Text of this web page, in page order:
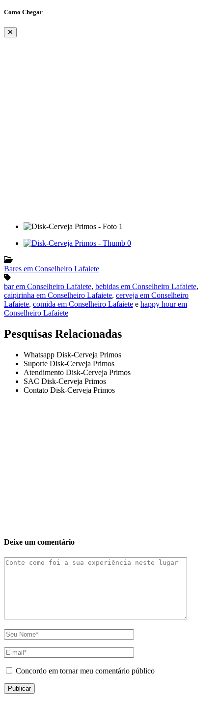
Como Chegar
Bares em Conselheiro Lafaiete
bar em Conselheiro Lafaiete, bebidas em Conselheiro Lafaiete,
caipirinha em Conselheiro Lafaiete, cerveja em Conselheiro
Lafaiete, comida em Conselheiro Lafaiete e happy hour em
Conselheiro Lafaiete
Pesquisas Relacionadas
Whatsapp Disk-Cerveja Primos
Suporte Disk-Cerveja Primos
Atendimento Disk-Cerveja Primos
SAC Disk-Cerveja Primos
Contato Disk-Cerveja Primos
Deixe um comentário
Concordo em tornar meu comentário público